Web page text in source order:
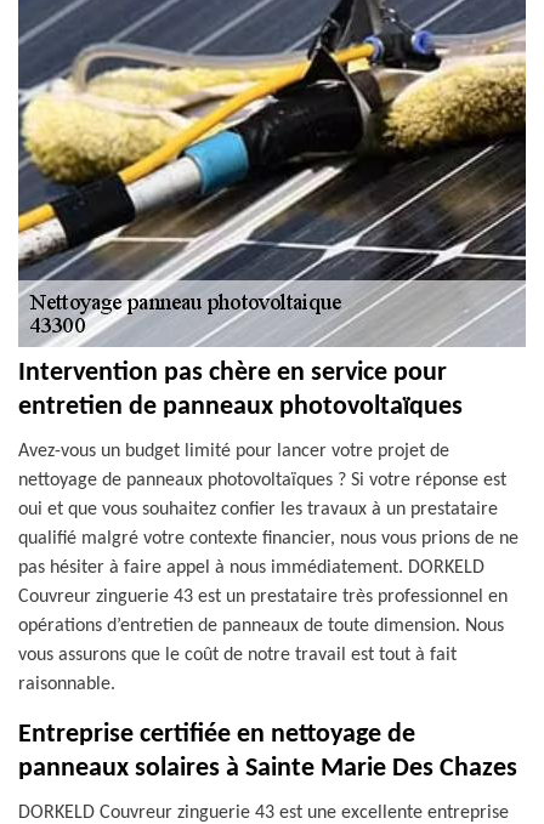
Intervention pas chère en service pour
entretien de panneaux photovoltaïques
Avez-vous un budget limité pour lancer votre projet de
nettoyage de panneaux photovoltaïques ? Si votre réponse est
oui et que vous souhaitez confier les travaux à un prestataire
qualifié malgré votre contexte financier, nous vous prions de ne
pas hésiter à faire appel à nous immédiatement. DORKELD
Couvreur zinguerie 43 est un prestataire très professionnel en
opérations d’entretien de panneaux de toute dimension. Nous
vous assurons que le coût de notre travail est tout à fait
raisonnable.
Entreprise certifiée en nettoyage de
panneaux solaires à Sainte Marie Des Chazes
DORKELD Couvreur zinguerie 43 est une excellente entreprise